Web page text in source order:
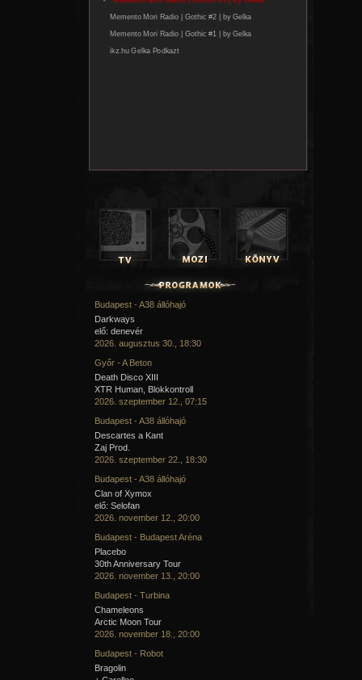
Budapest - A38 állóhajó
Darkways
elő: denevér
2026. augusztus 30., 18:30
Győr - A Beton
Death Disco XIII
XTR Human, Blokkontroll
2026. szeptember 12., 07:15
Budapest - A38 állóhajó
Descartes a Kant
Zaj Prod.
2026. szeptember 22., 18:30
Budapest - A38 állóhajó
Clan of Xymox
elő: Selofan
2026. november 12., 20:00
Budapest - Budapest Aréna
Placebo
30th Anniversary Tour
2026. november 13., 20:00
Budapest - Turbina
Chameleons
Arctic Moon Tour
2026. november 18., 20:00
Budapest - Robot
Bragolin